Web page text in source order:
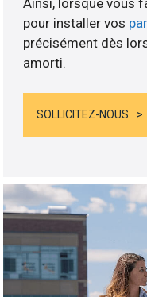
pour installer vos
précisément dès
amorti.
SOLLICITEZ-NOUS